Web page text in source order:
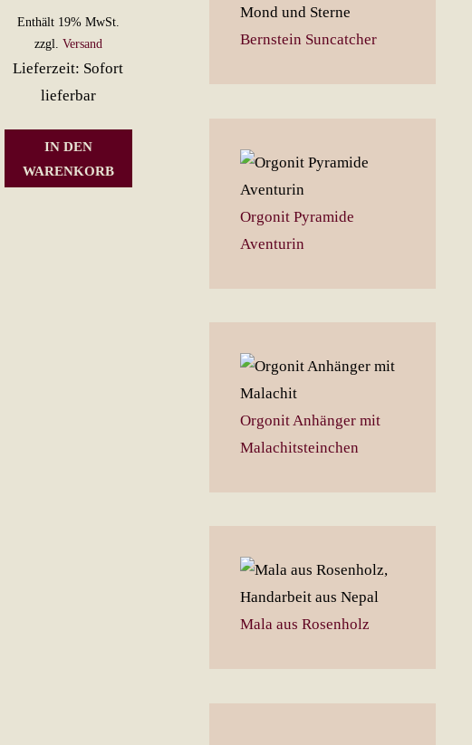
Enthält 19% MwSt.
zzgl. Versand
Lieferzeit: Sofort
lieferbar
IN DEN
WARENKORB
Bernstein Suncatcher
Orgonit Pyramide
Aventurin
Orgonit Anhänger mit
Malachitsteinchen
Mala aus Rosenholz